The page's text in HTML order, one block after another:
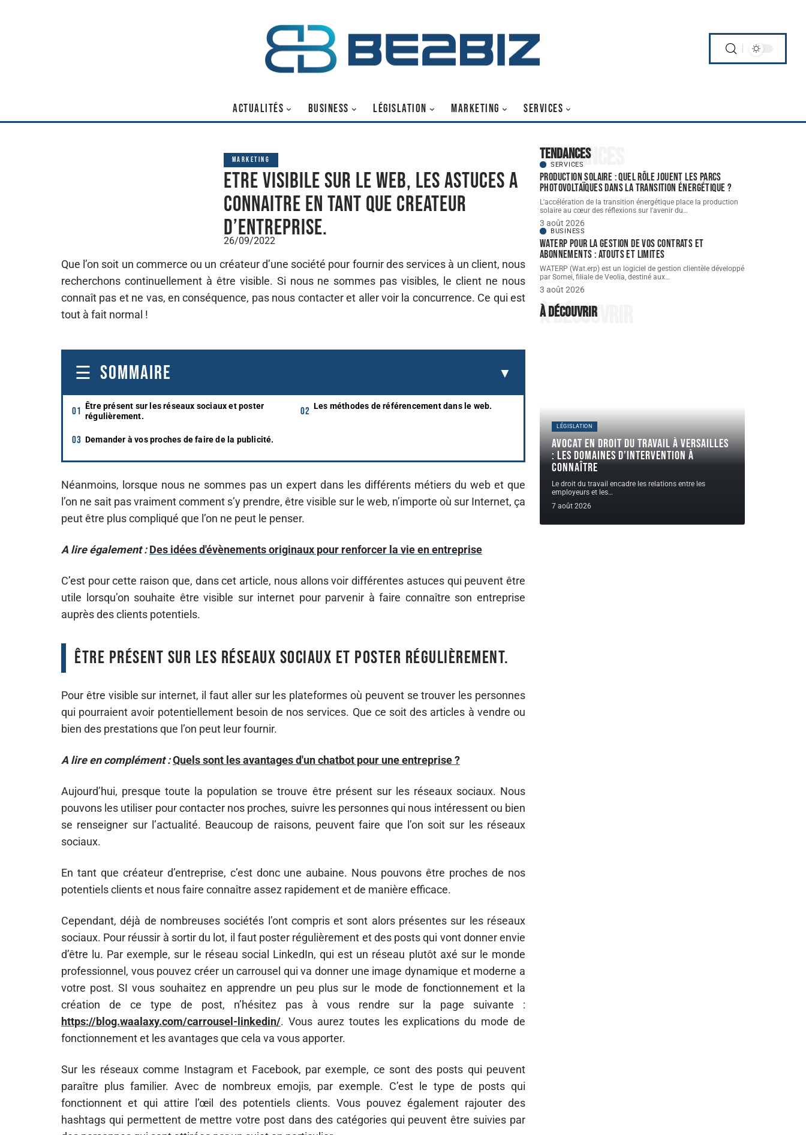
ACTUALITÉS BUSINESS LÉGISLATION MARKETING SERVICES
MARKETING
Etre visibile sur le web, les astuces a
connaitre en tant que createur
d’entreprise.
26/09/2022
Que l’on soit un commerce ou un créateur d’une société pour fournir des services à un client, nous
recherchons continuellement à être visible. Si nous ne sommes pas visibles, le client ne nous
connaît pas et ne vas, en conséquence, pas nous contacter et aller voir la concurrence. Ce qui est
tout à fait normal !
SOMMAIRE
Être présent sur les réseaux sociaux et poster
régulièrement.
Les méthodes de référencement dans le web.
Demander à vos proches de faire de la publicité.
Néanmoins, lorsque nous ne sommes pas un expert dans les différents métiers du web et que
l’on ne sait pas vraiment comment s’y prendre, être visible sur le web, n’importe où sur Internet, ça
peut être plus compliqué que l’on ne peut le penser.
A lire également : Des idées d'évènements originaux pour renforcer la vie en entreprise
C’est pour cette raison que, dans cet article, nous allons voir différentes astuces qui peuvent être
utile lorsqu’on souhaite être visible sur internet pour parvenir à faire connaître son entreprise
auprès des clients potentiels.
Être présent sur les réseaux sociaux et poster régulièrement.
Pour être visible sur internet, il faut aller sur les plateformes où peuvent se trouver les personnes
qui pourraient avoir potentiellement besoin de nos services. Que ce soit des articles à vendre ou
bien des prestations que l’on peut leur fournir.
A lire en complément :Quels sont les avantages d'un chatbot pour une entreprise ?
Aujourd’hui, presque toute la population se trouve être présent sur les réseaux sociaux. Nous
pouvons les utiliser pour contacter nos proches, suivre les personnes qui nous intéressent ou bien
se renseigner sur l’actualité. Beaucoup de raisons, peuvent faire que l’on soit sur les réseaux
sociaux.
En tant que créateur d’entreprise, c’est donc une aubaine. Nous pouvons être proches de nos
potentiels clients et nous faire connaître assez rapidement et de manière efficace.
Cependant, déjà de nombreuses sociétés l’ont compris et sont alors présentes sur les réseaux
sociaux. Pour réussir à sortir du lot, il faut poster régulièrement et des posts qui vont donner envie
d’être lu. Par exemple, sur le réseau social LinkedIn, qui est un réseau plutôt axé sur le monde
professionnel, vous pouvez créer un carrousel qui va donner une image dynamique et moderne a
votre post. SI vous souhaitez en apprendre un peu plus sur le mode de fonctionnement et la
création de ce type de post, n’hésitez pas à vous rendre sur la page suivante :
https://blog.waalaxy.com/carrousel-linkedin/. Vous aurez toutes les explications du mode de
fonctionnement et les avantages que cela va vous apporter.
Sur les réseaux comme Instagram et Facebook, par exemple, ce sont des posts qui peuvent
paraître plus familier. Avec de nombreux emojis, par exemple. C’est le type de posts qui
fonctionnent et qui attire l’œil des potentiels clients. Vous pouvez également rajouter des
hashtags qui permettent de mettre votre post dans des catégories qui peuvent être suivies par
Tendances
Tendances
SERVICES
Production solaire : quel rôle jouent les parcs
photovoltaïques dans la transition énergétique ?
L'accélération de la transition énergétique place la production
solaire au cœur des réflexions sur l'avenir du…
3 août 2026
BUSINESS
WATERP pour la gestion de vos contrats et
abonnements : atouts et limites
WATERP (Wat.erp) est un logiciel de gestion clientèle développé
par Somei, filiale de Veolia, destiné aux…
3 août 2026
À découvrir
À découvrir
LÉGISLATION
Avocat en droit du travail à Versailles
: les domaines d’intervention à
connaître
Le droit du travail encadre les relations entre les
employeurs et les…
7 août 2026